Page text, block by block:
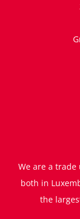
We are a
both in
the